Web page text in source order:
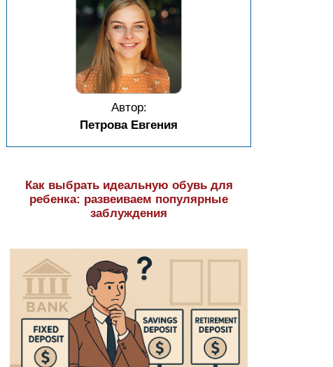
Автор:
Петрова Евгения
Как выбрать идеальную обувь для
ребенка: развеиваем популярные
заблуждения